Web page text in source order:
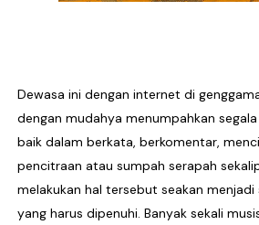
Kentara Lanjutkan Narasi
The Joo’s Sajikan Kritik Sosial
Hallimun Menyeruak dari Kabut
Dewasa ini dengan internet di
dengan mudahya menumpahkan
baik dalam berkata, berkomentar,
pencitraan atau sumpah serapah
melakukan hal tersebut seakan menjadi
yang harus dipenuhi. Banyak sekali